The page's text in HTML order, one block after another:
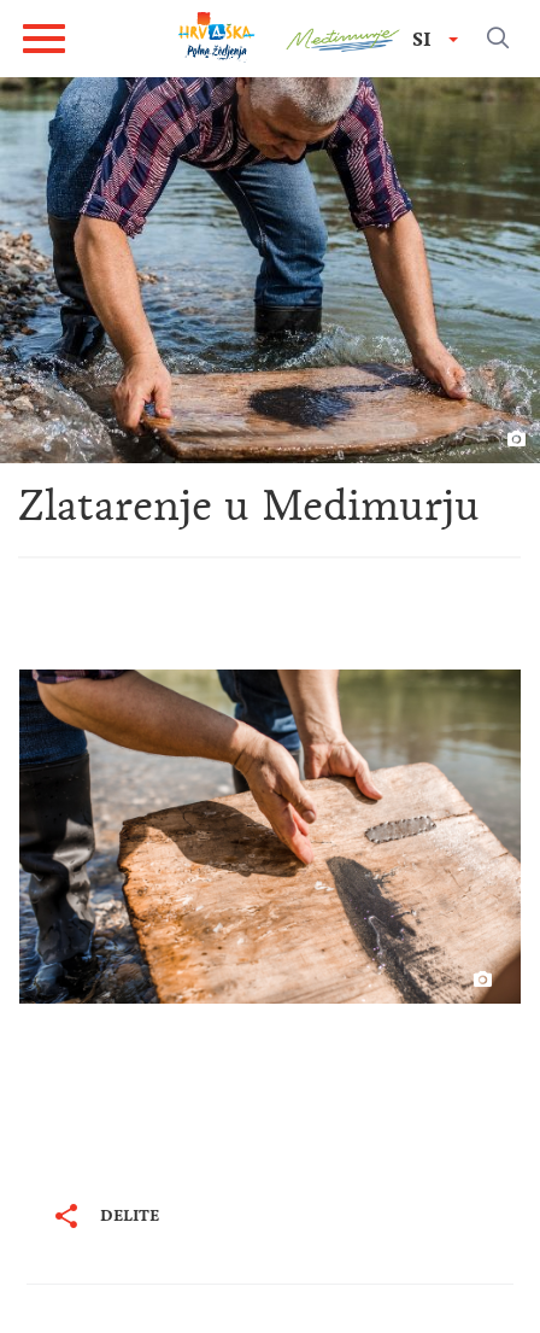
SI
Zlatarenje u Medimurju
DELITE